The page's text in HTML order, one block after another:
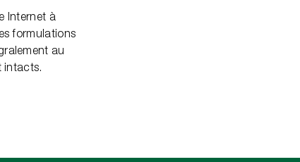
Internet à
formulations
au
intacts.